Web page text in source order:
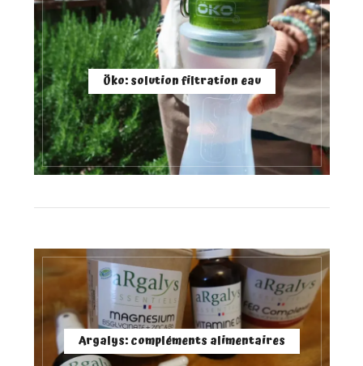
Öko: solution filtration eau
Argalys: compléments alimentaires